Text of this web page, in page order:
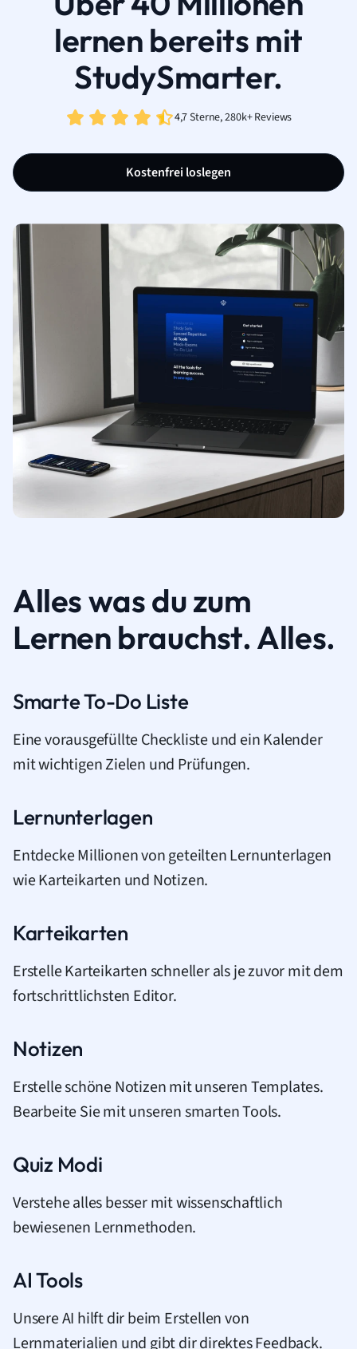
lernen bereits mit
StudySmarter.
4,7 Sterne, 280k+ Reviews
Kostenfrei loslegen
Alles was du zum
Lernen brauchst. Alles.
Smarte To-Do Liste
Eine vorausgefüllte Checkliste und ein Kalender
mit wichtigen Zielen und Prüfungen.
Lernunterlagen
Entdecke Millionen von geteilten Lernunterlagen
wie Karteikarten und Notizen.
Karteikarten
Erstelle Karteikarten schneller als je zuvor mit dem
fortschrittlichsten Editor.
Notizen
Erstelle schöne Notizen mit unseren Templates.
Bearbeite Sie mit unseren smarten Tools.
Quiz Modi
Verstehe alles besser mit wissenschaftlich
bewiesenen Lernmethoden.
AI Tools
Unsere AI hilft dir beim Erstellen von
Lernmaterialien und gibt dir direktes Feedback.